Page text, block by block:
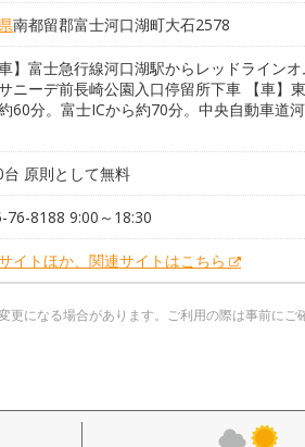
南都留郡富士河口湖町大石2578
車】富士急行線河口湖駅からレッドライン
ニーデ前長崎公園入口停留所下車 【車】
60分。富士ICから約70分。中央自動車道
台 原則として無料
76-8188 9:00～18:30
イトほか、関連サイトはこちら
になる場合があります。ご利用の際は事前にご